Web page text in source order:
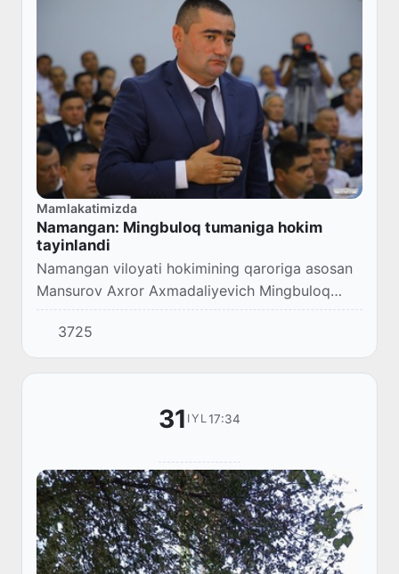
Mamlakatimizda
Namangan: Mingbuloq tumaniga hokim
tayinlandi
Namangan viloyati hokimining qaroriga asosan
Mansurov Axror Axmadaliyevich Mingbuloq
tumani hokimi lavozimiga tayinlandi.
3725
31 IYL17:34